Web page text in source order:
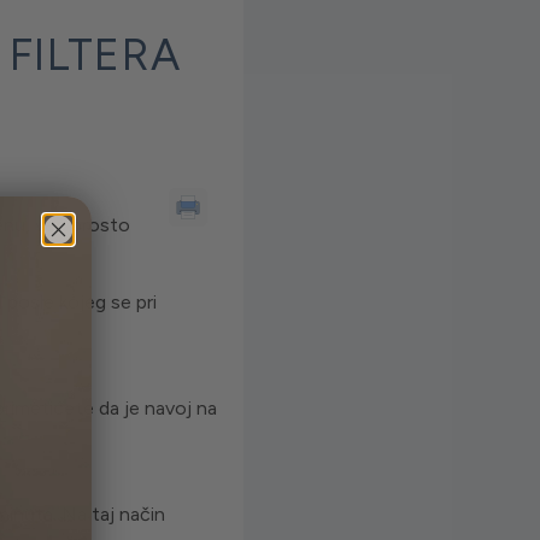
već prosto
posle kojeg se pri
da je navoj na
Na taj način